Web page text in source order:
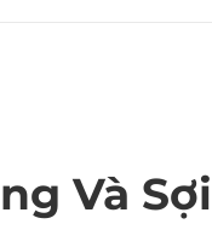
Và